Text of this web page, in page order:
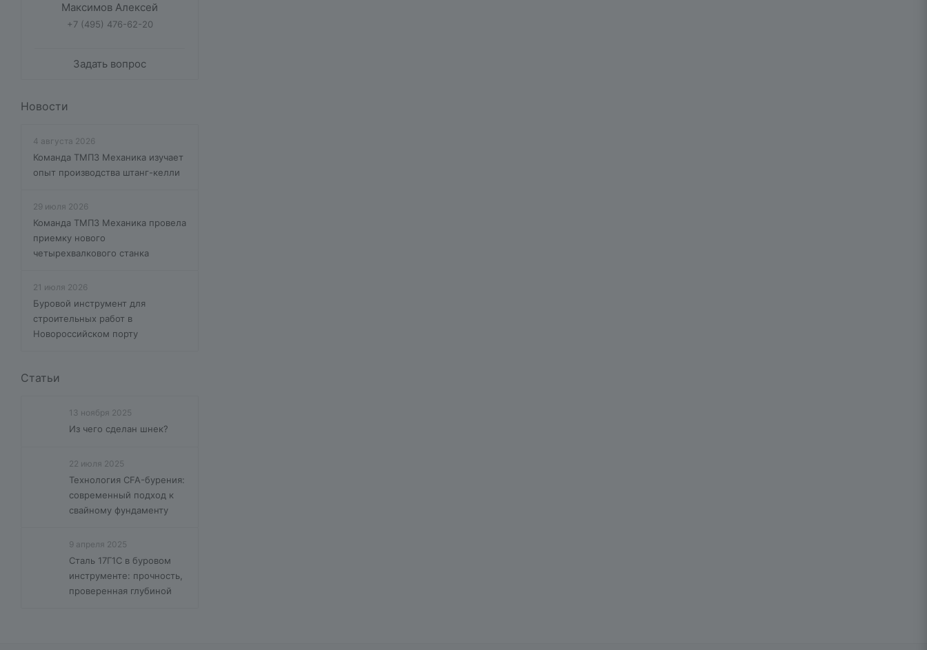
Максимов Алексей
+7 (495) 476-62-20
Задать вопрос
Новости
4 августа 2026
Команда ТМПЗ Механика изучает
опыт производства штанг-келли
29 июля 2026
Команда ТМПЗ Механика провела
приемку нового
четырехвалкового станка
21 июля 2026
Буровой инструмент для
строительных работ в
Новороссийском порту
Статьи
13 ноября 2025
Из чего сделан шнек?
22 июля 2025
Технология CFA-бурения:
современный подход к
свайному фундаменту
9 апреля 2025
Сталь 17Г1С в буровом
инструменте: прочность,
проверенная глубиной